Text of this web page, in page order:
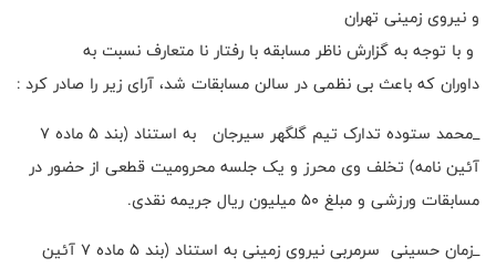
و نیروی زمینی تهران
و با توجه به گزارش ناظر مسابقه با رفتار نا متعارف نسبت به
داوران که باعث بی نظمی در سالن مسابقات شد، آرای زیر را صادر کرد :
_محمد ستوده تدارک تیم گلگهر سیرجان به استناد (بند 5 ماده 7
آئین نامه) تخلف وی محرز و یک جلسه محرومیت قطعی از حضور در
مسابقات ورزشی و مبلغ ۵۰ میلیون ریال جریمه نقدی.
_زمان حسینی سرمربی نیروی زمینی به استناد (بند 5 ماده 7 آئین